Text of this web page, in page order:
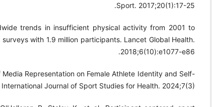
Sport. 2017;20(1):17-25.
trends in insufficient physical activity from 2001 to
with 1.9 million participants. Lancet Global Health.
2018;6(10):e1077-e86.
Representation on Female Athlete Identity and Self-
Journal of Sport Studies for Health. 2024;7(3).